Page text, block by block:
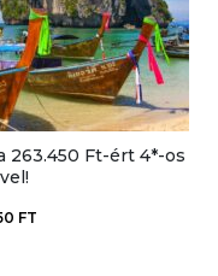
263.450 Ft-ért 4*-os
FT